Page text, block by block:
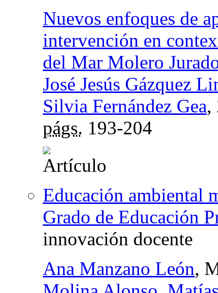
Nuevos enfoques de
intervención en
del Mar Molero
José Jesús Gázquez
Silvia Fernández Gea,
págs. 193-204
Educación ambiental
Grado de Educación
innovación docente
Ana Manzano León,